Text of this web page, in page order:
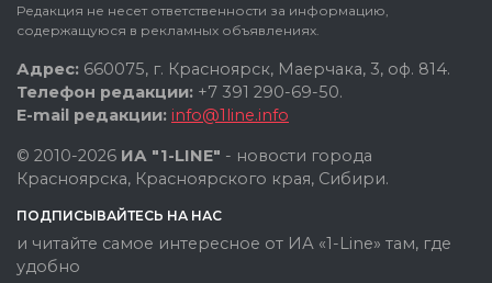
Редакция не несет ответственности за информацию,
содержащуюся в рекламных объявлениях.
Адрес: 660075, г. Красноярск, Маерчака, 3, оф. 814.
Телефон редакции: +7 391 290-69-50.
E-mail редакции: info@1line.info
© 2010-2026 ИА "1-LINE" - новости города
Красноярска, Красноярского края, Сибири.
ПОДПИСЫВАЙТЕСЬ НА НАС
и читайте самое интересное от ИА «1-Line» там, где
удобно